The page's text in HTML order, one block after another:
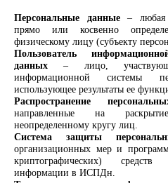
Персональные данные– любая
прямо или косвенно
физическому лицу (субъекту
Пользователь
данных– лицо,
информационной системы
использующее результаты ее
Распространение
направленные на
неопределенному кругу лиц.
Система защиты
организационных мер и
криптографических) средств
информации в ИСПДн.